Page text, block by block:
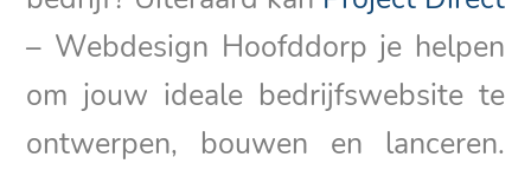
– Webdesign Hoofddorp je helpen
om jouw ideale bedrijfswebsite te
ontwerpen, bouwen en lanceren.